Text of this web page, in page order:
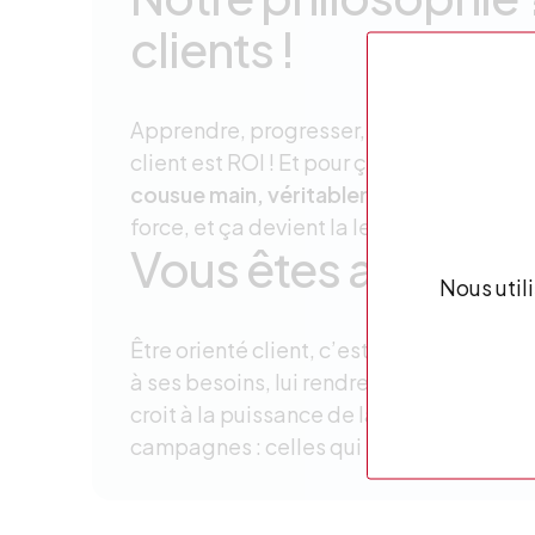
Nous
clients !
Apprendre, progresser, partager,
client est ROI ! Et pour ça, alors que
cousue main, véritablement sur mesure
force, et ça devient la leur.
Vous êtes au
Être orienté client, c’est s’organiser
à ses besoins, lui rendre service, être à
croit à la puissance de la
campagnes : celles qui sont faites pour